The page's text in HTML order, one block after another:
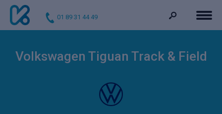
01 89 31 44 49
Volkswagen Tiguan Track & Field